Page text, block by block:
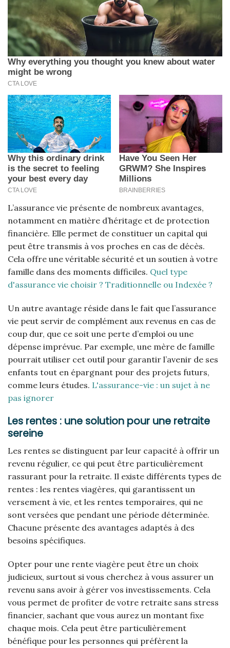
L’assurance vie présente de nombreux avantages,
notamment en matière d’héritage et de protection
financière. Elle permet de constituer un capital qui
peut être transmis à vos proches en cas de décès.
Cela offre une véritable sécurité et un soutien à votre
famille dans des moments difficiles. Quel type
d'assurance vie choisir ? Traditionnelle ou Indexée ?
Un autre avantage réside dans le fait que l’assurance
vie peut servir de complément aux revenus en cas de
coup dur, que ce soit une perte d’emploi ou une
dépense imprévue. Par exemple, une mère de famille
pourrait utiliser cet outil pour garantir l’avenir de ses
enfants tout en épargnant pour des projets futurs,
comme leurs études. L'assurance-vie : un sujet à ne
pas ignorer
Les rentes : une solution pour une retraite
sereine
Les rentes se distinguent par leur capacité à offrir un
revenu régulier, ce qui peut être particulièrement
rassurant pour la retraite. Il existe différents types de
rentes : les rentes viagères, qui garantissent un
versement à vie, et les rentes temporaires, qui ne
sont versées que pendant une période déterminée.
Chacune présente des avantages adaptés à des
besoins spécifiques.
Opter pour une rente viagère peut être un choix
judicieux, surtout si vous cherchez à vous assurer un
revenu sans avoir à gérer vos investissements. Cela
vous permet de profiter de votre retraite sans stress
financier, sachant que vous aurez un montant fixe
chaque mois. Cela peut être particulièrement
bénéfique pour les personnes qui préfèrent la